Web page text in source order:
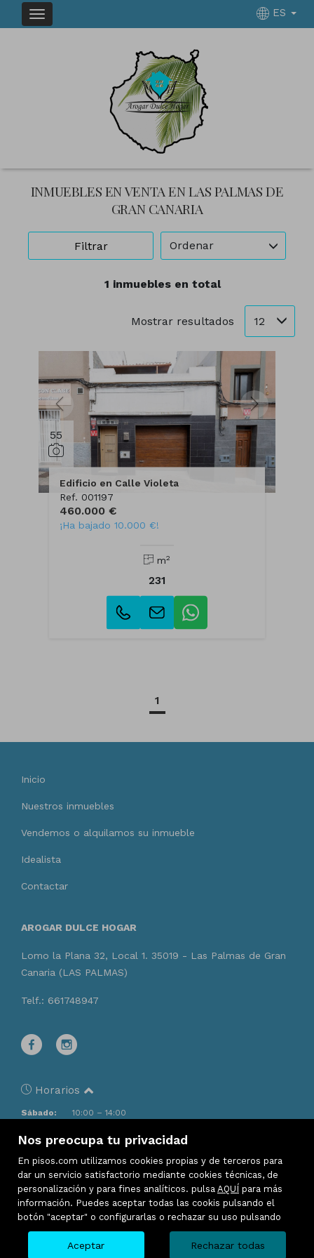
Nos preocupa tu privacidad
En pisos.com utilizamos cookies propias y de terceros para
dar un servicio satisfactorio mediante cookies técnicas, de
personalización y para fines analíticos. pulsa AQUÍ para más
información. Puedes aceptar todas las cookis pulsando el
botón "aceptar" o configurarlas o rechazar su uso pulsando
Aceptar Rechazar todas
ES
INMUEBLES EN VENTA EN LAS PALMAS DE
GRAN CANARIA
Filtrar Ordenar
1 inmuebles en total
Mostrar resultados 12
55
Edificio en Calle Violeta
Ref. 001197
460.000 €
¡Ha bajado 10.000 €!
m2
231
1
Inicio
Nuestros inmuebles
Vendemos o alquilamos su inmueble
Idealista
Contactar
AROGAR DULCE HOGAR
Lomo la Plana 32, Local 1. 35019 - Las Palmas de Gran
Canaria (LAS PALMAS)
Telf.: 661748947
Horarios
Sábado:
10:00 – 14:00
Lunes:
10:00 – 14:30, 16:30 – 20:00
Martes:
10:00 – 14:30, 16:30 – 20:00
Miércoles:
10:00 – 14:30, 16:30 – 20:00
10:00 – 14:30, 16:30 – 20:00
Viernes:
10:00 – 14:30, 16:30 – 20:00